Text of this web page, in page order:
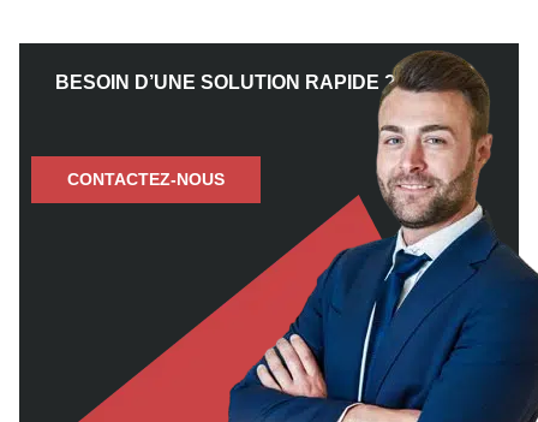
BESOIN D’UNE SOLUTION RAPIDE ?
CONTACTEZ-NOUS